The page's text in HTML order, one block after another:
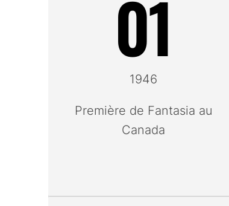
Juillet01
1946
Première de Fantasia au
Canada